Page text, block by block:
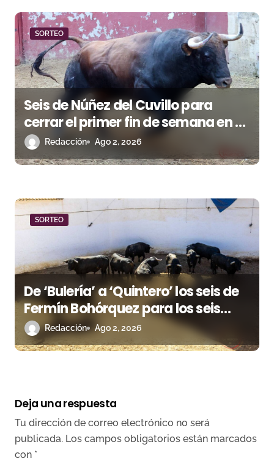
a
d
a
s
SORTEO
Seis de Núñez del Cuvillo para
cerrar el primer fin de semana en El
Puerto de Santa María
Redacción Ago 2, 2026
SORTEO
De ‘Bulería’ a ‘Quintero’ los seis de
Fermín Bohórquez para los seis
rejoneadores esta tarde en Huelva
Redacción Ago 2, 2026
Deja una respuesta
Tu dirección de correo electrónico no será
publicada. Los campos obligatorios están marcados
con *